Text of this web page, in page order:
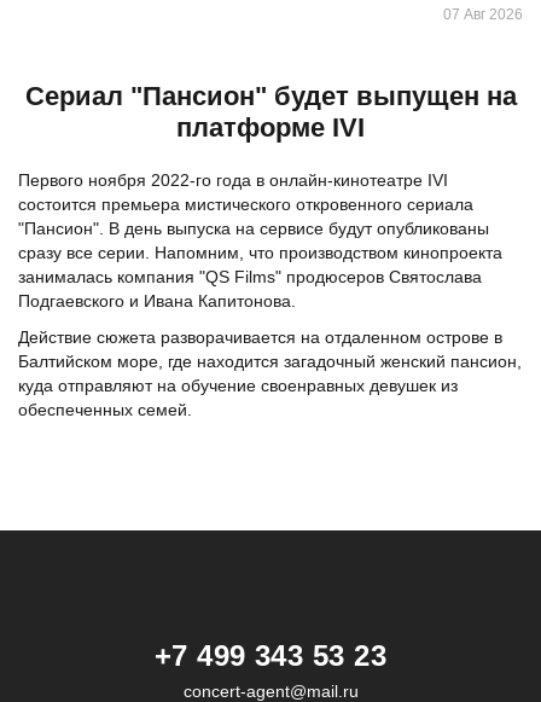
07 Авг 2026
Сериал "Пансион" будет выпущен на
платформе IVI
Первого ноября 2022-го года в онлайн-кинотеатре IVI
состоится премьера мистического откровенного сериала
"Пансион". В день выпуска на сервисе будут опубликованы
сразу все серии. Напомним, что производством кинопроекта
занималась компания "QS Films" продюсеров Святослава
Подгаевского и Ивана Капитонова.
Действие сюжета разворачивается на отдаленном острове в
Балтийском море, где находится загадочный женский пансион,
куда отправляют на обучение своенравных девушек из
обеспеченных семей.
+7 499 343 53 23
concert-agent@mail.ru